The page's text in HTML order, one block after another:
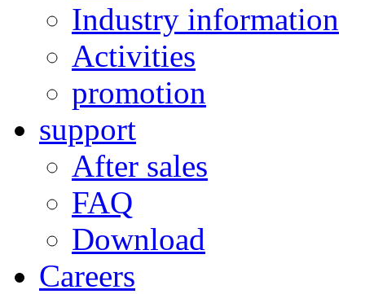
Industry information
Activities
promotion
support
After sales
FAQ
Download
Careers